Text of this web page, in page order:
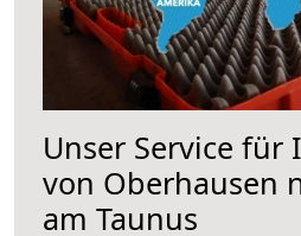
Unser Service für
von Oberhausen
am Taunus